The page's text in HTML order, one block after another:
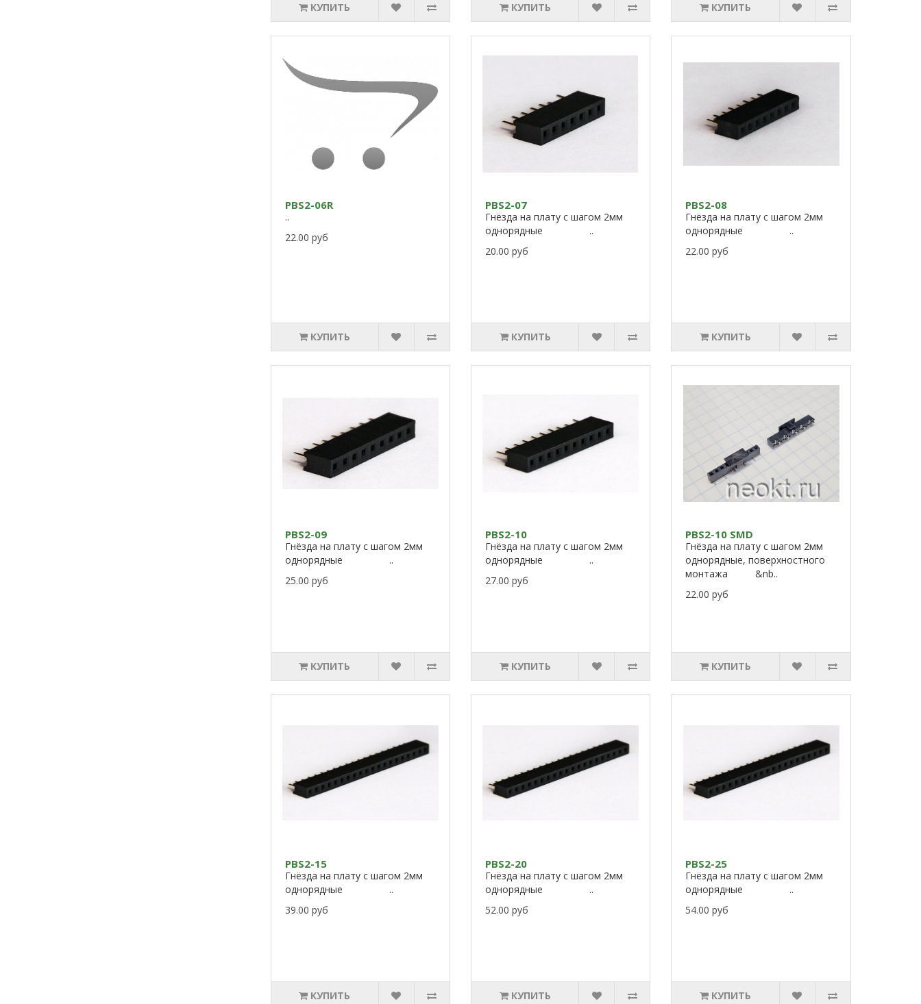
КУПИТЬ КУПИТЬ КУПИТЬ
PBS2-06R
..
22.00 руб
КУПИТЬ
PBS2-07
Гнёзда на плату с шагом 2мм
однорядные ..
20.00 руб
КУПИТЬ
PBS2-08
Гнёзда на плату с шагом 2мм
однорядные ..
22.00 руб
КУПИТЬ
PBS2-09
Гнёзда на плату с шагом 2мм
однорядные ..
25.00 руб
КУПИТЬ
PBS2-10
Гнёзда на плату с шагом 2мм
однорядные ..
27.00 руб
КУПИТЬ
PBS2-10 SMD
Гнёзда на плату с шагом 2мм
однорядные, поверхностного
монтажа &nb..
22.00 руб
КУПИТЬ
PBS2-15
Гнёзда на плату с шагом 2мм
однорядные ..
39.00 руб
КУПИТЬ
PBS2-20
Гнёзда на плату с шагом 2мм
однорядные ..
52.00 руб
КУПИТЬ
PBS2-25
Гнёзда на плату с шагом 2мм
однорядные ..
54.00 руб
КУПИТЬ